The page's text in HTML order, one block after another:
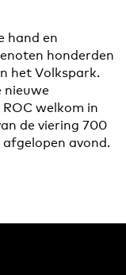
hand en
honderden
het Volkspark.
nieuwe
welkom in
de viering 700
avond.